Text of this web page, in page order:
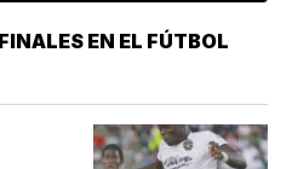
EN EL FÚTBOL